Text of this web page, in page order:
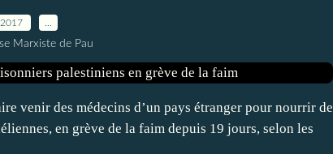
Marxiste de Pau
venir des médecins d’un pays étranger pour nourrir de
en grève de la faim depuis 19 jours, selon les